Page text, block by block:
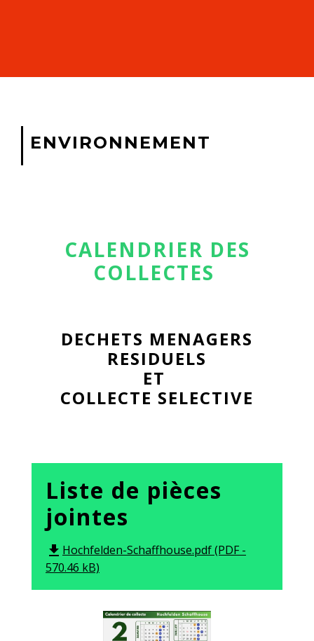
ENVIRONNEMENT
CALENDRIER DES
COLLECTES
DECHETS MENAGERS
RESIDUELS
ET
COLLECTE SELECTIVE
Liste de pièces
jointes
file_download Hochfelden-Schaffhouse.pdf (PDF -
570.46 kB)